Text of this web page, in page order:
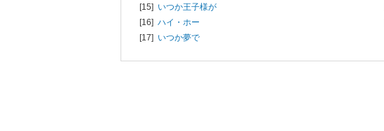
[15] いつか王子様が
[16] ハイ・ホー
[17] いつか夢で